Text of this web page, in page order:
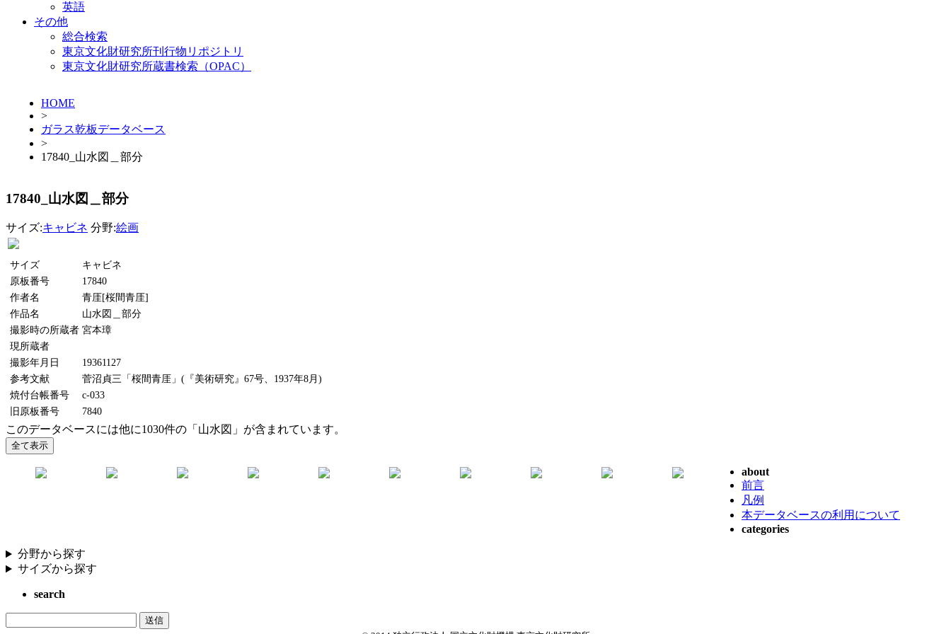
英語
その他
総合検索
東京文化財研究所刊行物リポジトリ
東京文化財研究所蔵書検索（OPAC）
HOME
>
ガラス乾板データベース
>
17840_山水図＿部分
17840_山水図＿部分
サイズ:キャビネ 分野:絵画
サイズ
キャビネ
原板番号
17840
作者名
青厓[桜間青厓]
作品名
山水図＿部分
撮影時の所蔵者 宮本璋
現所蔵者
撮影年月日
19361127
参考文献
菅沼貞三「桜間青厓」(『美術研究』67号、1937年8月)
焼付台帳番号
c-033
旧原板番号
7840
このデータベースには他に1030件の「山水図」が含まれています。
about
前言
凡例
本データベースの利用について
categories
分野から探す
サイズから探す
search